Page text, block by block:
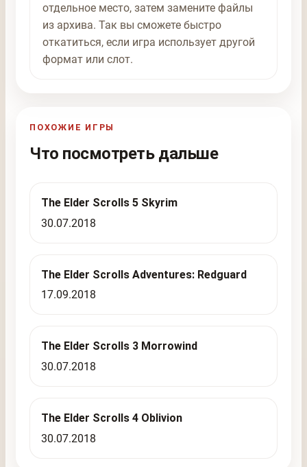
отдельное место, затем замените файлы
из архива. Так вы сможете быстро
откатиться, если игра использует другой
формат или слот.
ПОХОЖИЕ ИГРЫ
Что посмотреть дальше
The Elder Scrolls 5 Skyrim
30.07.2018
The Elder Scrolls Adventures: Redguard
17.09.2018
The Elder Scrolls 3 Morrowind
30.07.2018
The Elder Scrolls 4 Oblivion
30.07.2018